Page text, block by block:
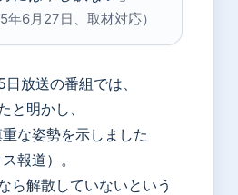
6月27日、取材対応）
放送の番組では、
と明かし、
な姿勢を示しました
報道）。
ら解散していないという